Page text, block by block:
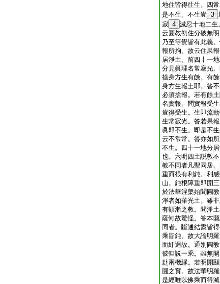
地住皆得往生。四
是不生。不生豈 3
寂 4 滅忍十地二生
云圓教初住分破無
乃至等覺皆有此義
報所拘。故云住果
居淨土。前四十一
分見眞理名常寂光
捨身方生有餘。有
身方生報土耶。答
必須捨報。若有餘
名實報。問實報受
豈得受生。生即流
生常寂光。答若果
眞即不生。即是不
云不常常。答亦如
不生。四十一地分
也。六明四土説教
教不同者凡聖同居
重而根有利鈍。利
山。鈍根障重即開
於法華涅槃始聞圓
淨者如華光土。雖
有頓漸之教。問淨
薩何故驚怪。答本
同者。斷通結盡皆
乘皆鈍。故大論明
而紆迴故。通別圓
彼但説一乘。雖無
赴兩機縁。若明開
圓之實。故法華明
是經唯以佛乘而得